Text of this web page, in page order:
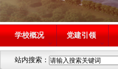
学校概况 党建引领
站内搜索：